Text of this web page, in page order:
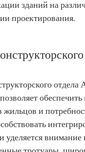
зданий на
проектирования.
жильцов и
уделяется